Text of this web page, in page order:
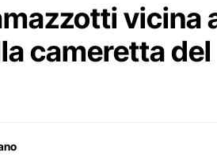
vicina
cameretta del